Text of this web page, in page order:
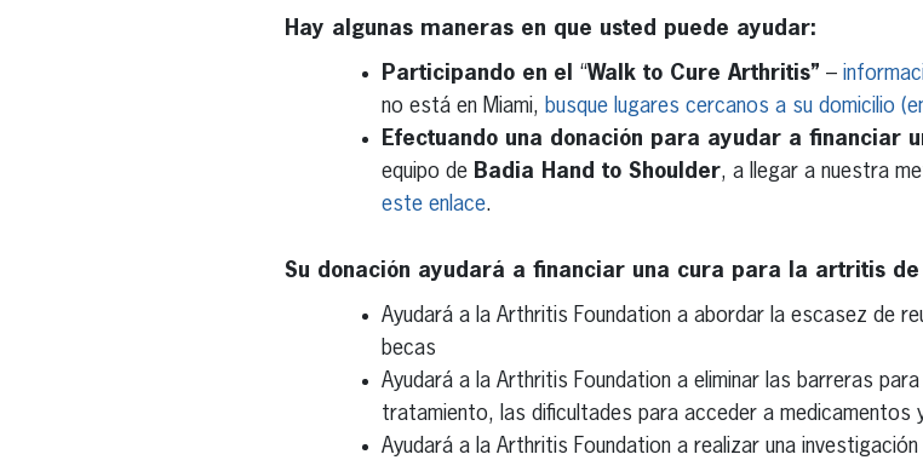
Hay algunas maneras en que usted puede ayudar:
Participando en el “Walk to Cure Arthritis” –
no está en Miami, busque lugares cercanos a su domicilio
Efectuando una donación para ayudar a financiar
equipo de Badia Hand to Shoulder, a llegar a nuestra
este enlace.
Su donación ayudará a financiar una cura para la artritis
Ayudará a la Arthritis Foundation a abordar la escasez de
becas
Ayudará a la Arthritis Foundation a eliminar las barreras
tratamiento, las dificultades para acceder a medicamentos
Ayudará a la Arthritis Foundation a realizar una